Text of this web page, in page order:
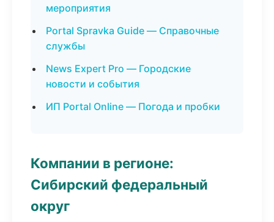
мероприятия
Portal Spravka Guide — Справочные
службы
News Expert Pro — Городские
новости и события
ИП Portal Online — Погода и пробки
Компании в регионе:
Сибирский федеральный
округ